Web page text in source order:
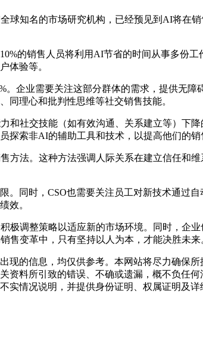
知名的市场研究机构，已经预见到AI将在销
的销售人员将利用AI节省的时间从事多份工
体验等。
企业需要关注这部分群体的需求，提供无障
同理心和批判性思维等社交销售技能。
社交技能（如有效沟通、关系建立等）下降
索非AI的辅助工具和技术，以提高他们的销
法。这种方法强调人际关系在建立信任和
同时，CSO也需要关注员工对新技术通过自
效。
调整策略以适应新的市场环境。同时，企
售变革中，只有坚持以人为本，才能决胜未来
的信息，均仅供参考。本网站将尽力确保所
料所引致的错误、不确或遗漏，概不负任
情况说明，并提供身份证明、权属证明及